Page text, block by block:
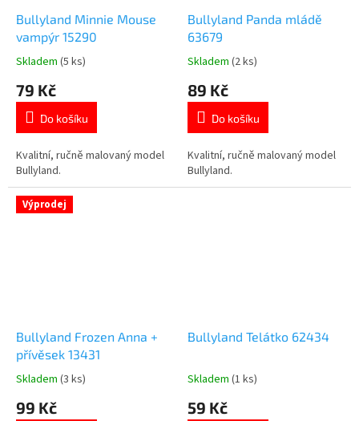
Bullyland Minnie Mouse
vampýr 15290
Průměrné
produktu
5,0
5
hvězdiček.
Skladem (5 ks)
79 Kč
Do košíku
Kvalitní, ručně malovaný model
Bullyland.
Bullyland Panda mládě
63679
Průměrné
produktu
5,0
5
hvězdiček.
Skladem (2 ks)
89 Kč
Do košíku
Kvalitní, ručně malovaný model
Bullyland.
Výprodej
Bullyland Frozen Anna +
přívěsek 13431
Průměrné
produktu
Skladem (3 ks)
99 Kč
Bullyland Telátko 62434
Průměrné
produktu
Skladem (1 ks)
59 Kč